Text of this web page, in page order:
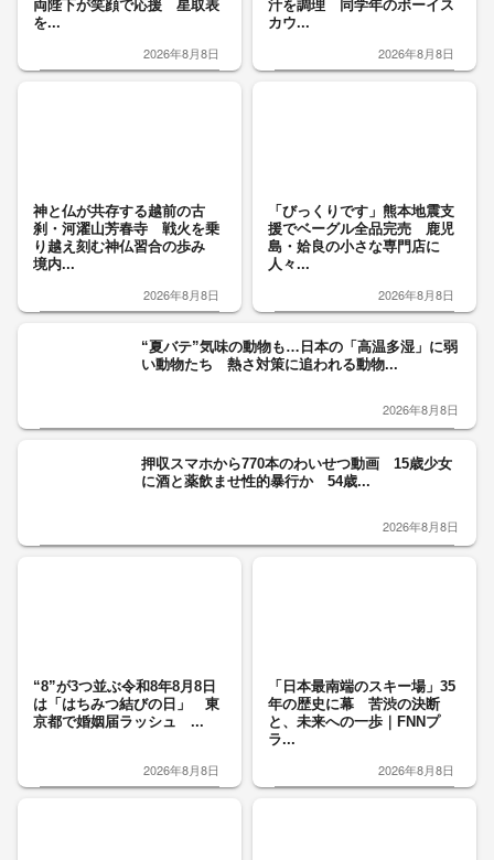
両陛下が笑顔で応援 星取表
を...
2026年8月8日
汁を調理 同学年のボーイス
カウ...
2026年8月8日
神と仏が共存する越前の古
刹・河濯山芳春寺 戦火を乗
り越え刻む神仏習合の歩み
境内...
2026年8月8日
「びっくりです」熊本地震支
援でベーグル全品完売 鹿児
島・姶良の小さな専門店に
人々...
2026年8月8日
“夏バテ”気味の動物も…日本の「高温多湿」に弱
い動物たち 熱さ対策に追われる動物...
2026年8月8日
押収スマホから770本のわいせつ動画 15歳少女
に酒と薬飲ませ性的暴行か 54歳...
2026年8月8日
“8”が3つ並ぶ令和8年8月8日
は「はちみつ結びの日」 東
京都で婚姻届ラッシュ ...
2026年8月8日
「日本最南端のスキー場」35
年の歴史に幕 苦渋の決断
と、未来への一歩｜FNNプ
ラ...
2026年8月8日